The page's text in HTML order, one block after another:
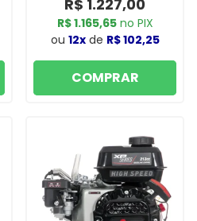
R$ 1.227,00
R$ 1.165,65no PIX
ou 12xde R$ 102,25
COMPRAR